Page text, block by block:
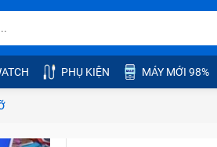
PHỤ KIỆN MÁY MỚI 98%